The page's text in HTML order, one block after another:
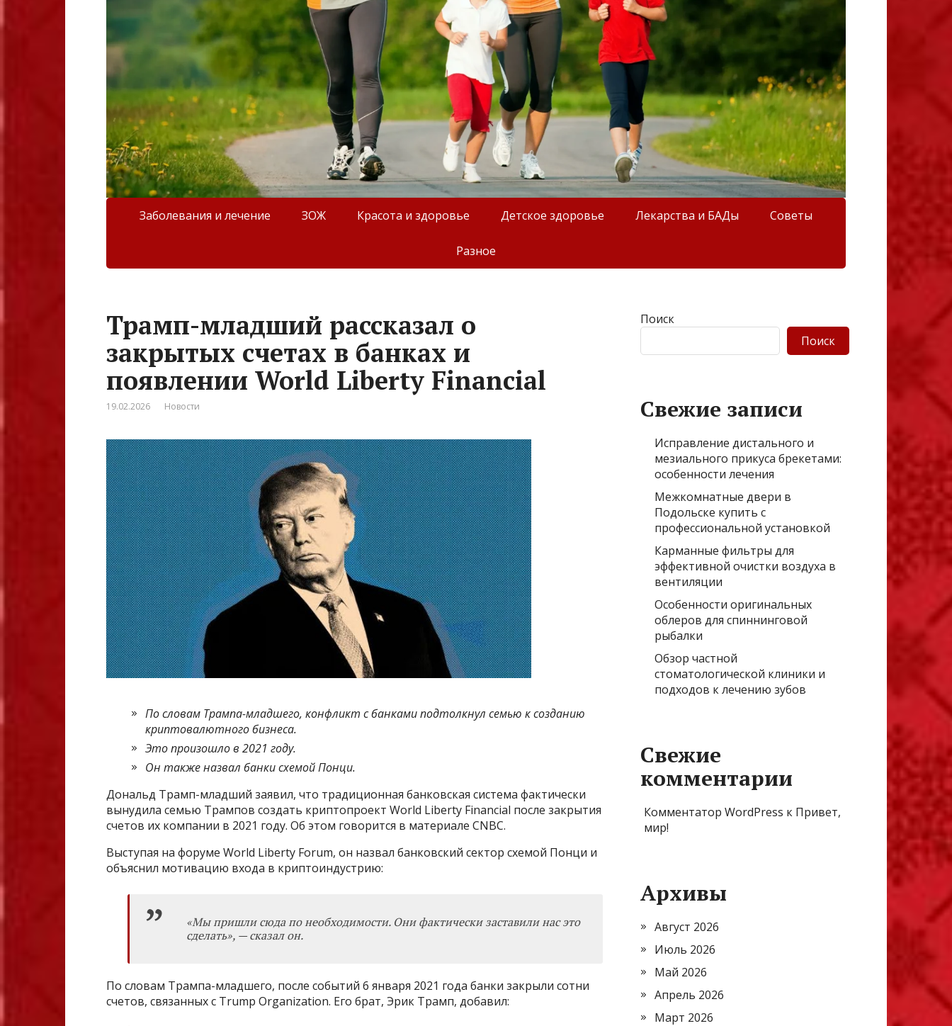
Заболевания и лечение ЗОЖ Красота и здоровье Детское здоровье Лекарства и БАДы Советы
Разное
Трамп-младший рассказал о
закрытых счетах в банках и
появлении World Liberty Financial
19.02.2026 Новости
По словам Трампа-младшего, конфликт с банками подтолкнул семью к созданию
криптовалютного бизнеса.
Это произошло в 2021 году.
Он также назвал банки схемой Понци.
Дональд Трамп-младший заявил, что традиционная банковская система фактически
вынудила семью Трампов создать криптопроект World Liberty Financial после закрытия
счетов их компании в 2021 году. Об этом говорится в материале CNBC.
Выступая на форуме World Liberty Forum, он назвал банковский сектор схемой Понци и
объяснил мотивацию входа в криптоиндустрию:
«Мы пришли сюда по необходимости. Они фактически заставили нас это
сделать», — сказал он.
По словам Трампа-младшего, после событий 6 января 2021 года банки закрыли сотни
счетов, связанных с Trump Organization. Его брат, Эрик Трамп, добавил:
Поиск
Поиск
Свежие записи
Исправление дистального и
мезиального прикуса брекетами:
особенности лечения
Межкомнатные двери в
Подольске купить с
профессиональной установкой
Карманные фильтры для
эффективной очистки воздуха в
вентиляции
Особенности оригинальных
облеров для спиннинговой
рыбалки
Обзор частной
стоматологической клиники и
подходов к лечению зубов
Свежие
комментарии
Комментатор WordPress к Привет,
мир!
Архивы
Август 2026
Июль 2026
Май 2026
Апрель 2026
Март 2026